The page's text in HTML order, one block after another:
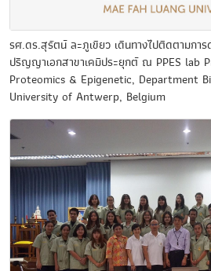
รศ.ดร.สุรัตน์ ละภูเขียว เดินทางไปติดตามกา
ปริญญาเอกสาขาเคมีประยุกต์ ณ PPES lab
Proteomics & Epigenetic, Department
University of Antwerp, Belgium